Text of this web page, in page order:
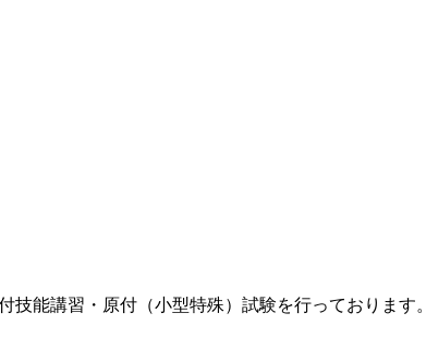
技能講習・原付（小型特殊）試験を行っております。